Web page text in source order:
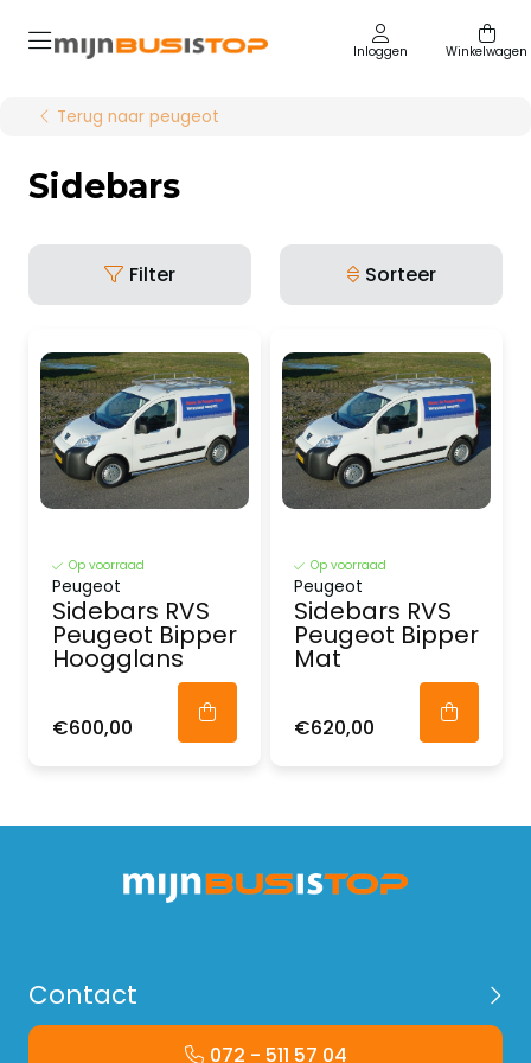
Inloggen Winkelwagen
Terug naar peugeot
Sidebars
Filter Sorteer
Op voorraad
Peugeot
Sidebars RVS
Peugeot Bipper
Hoogglans
€600,00
Op voorraad
Peugeot
Sidebars RVS
Peugeot Bipper
Mat
€620,00
Contact
072 - 511 57 04